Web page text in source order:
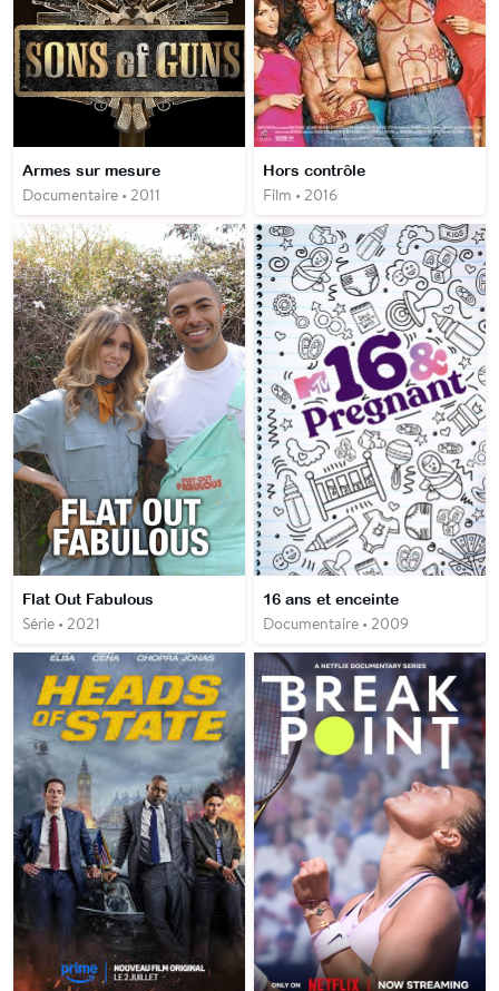
Armes sur mesure
Documentaire • 2011
Hors contrôle
Film • 2016
Flat Out Fabulous
Série • 2021
16 ans et enceinte
Documentaire • 2009